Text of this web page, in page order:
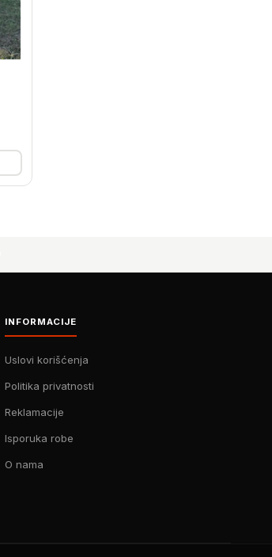
INFORMACIJE
Uslovi korišćenja
Politika privatnosti
Reklamacije
Isporuka robe
O nama